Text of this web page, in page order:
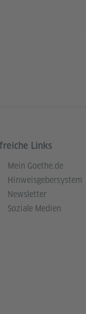
Links
Mein Goethe.de
Hinweisgebersystem
Newsletter
Soziale Medien